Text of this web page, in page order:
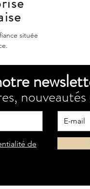
située
de